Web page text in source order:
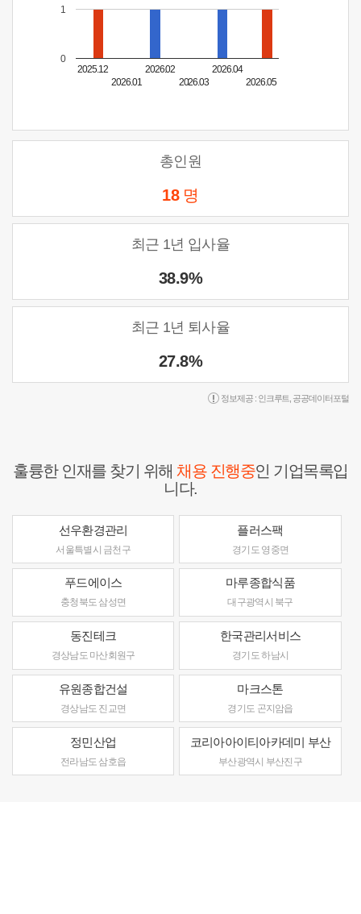
2025.12
2026.01
2026.02
2026.03
2026.04
2026.05
0
1
총인원
18 명
최근 1년 입사율
38.9%
최근 1년 퇴사율
27.8%
정보제공 : 인크루트 공공데이터포털
훌륭한 인재를 찾기 위해채용 진행중인 기업목록입
니다.
선우환경관리
서울특별시 금천구
플러스팩
경기도 영중면
푸드에이스
충청북도 삼성면
마루종합식품
대구광역시 북구
동진테크
경상남도 마산회원구
한국관리서비스
경기도 하남시
유원종합건설
경상남도 진교면
마크스톤
경기도 곤지암읍
정민산업
전라남도 삼호읍
코리아아이티아카데미 부산
부산광역시 부산진구